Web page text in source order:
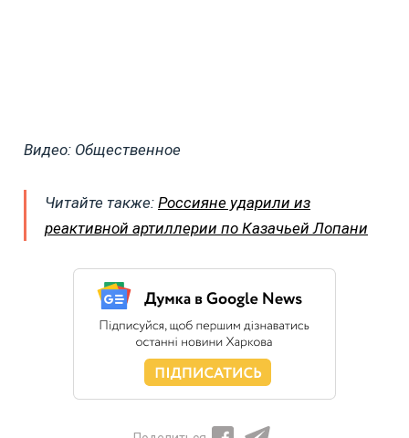
Видео: Общественное
Читайте также: Россияне ударили из
реактивной артиллерии по Казачьей Лопани